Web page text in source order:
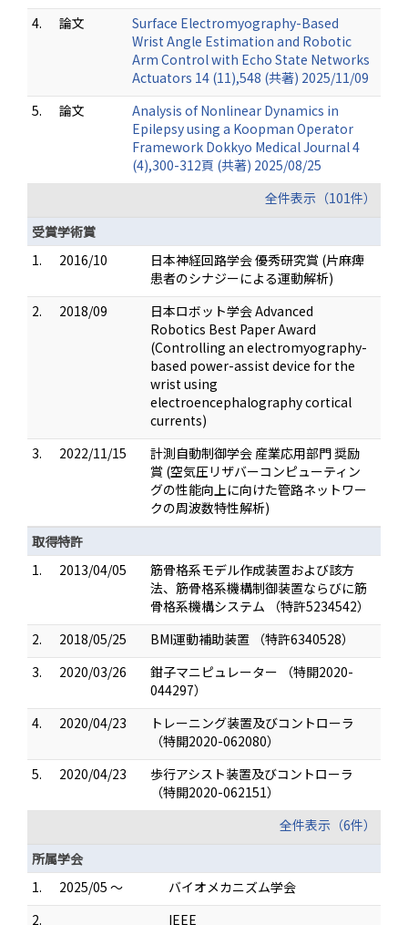
4.
論文
Surface Electromyography-Based
Wrist Angle Estimation and Robotic
Arm Control with Echo State Networks
Actuators 14 (11),548 (共著) 2025/11/09
5.
論文
Analysis of Nonlinear Dynamics in
Epilepsy using a Koopman Operator
Framework Dokkyo Medical Journal 4
(4),300-312頁 (共著) 2025/08/25
全件表示（101件）
受賞学術賞
1.
2016/10
日本神経回路学会 優秀研究賞 (片麻痺
患者のシナジーによる運動解析)
2.
2018/09
日本ロボット学会 Advanced
Robotics Best Paper Award
(Controlling an electromyography-
based power-assist device for the
wrist using
electroencephalography cortical
currents)
3.
2022/11/15
計測自動制御学会 産業応用部門 奨励
賞 (空気圧リザバーコンピューティン
グの性能向上に向けた管路ネットワー
クの周波数特性解析)
取得特許
1.
2013/04/05
筋骨格系モデル作成装置および該方
法、筋骨格系機構制御装置ならびに筋
骨格系機構システム （特許5234542）
2.
2018/05/25
BMI運動補助装置 （特許6340528）
3.
2020/03/26
鉗子マニピュレーター （特開2020-
044297）
4.
2020/04/23
トレーニング装置及びコントローラ
（特開2020-062080）
5.
2020/04/23
歩行アシスト装置及びコントローラ
（特開2020-062151）
全件表示（6件）
所属学会
1.
2025/05 ～
バイオメカニズム学会
2.
IEEE